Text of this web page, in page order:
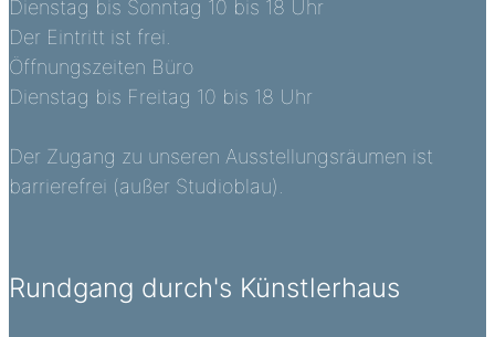
Dienstag bis Sonntag 10 bis 18 Uhr
Der Eintritt ist frei.
Öffnungszeiten Büro
Dienstag bis Freitag 10 bis 18 Uhr
Der Zugang zu unseren Ausstellungsräumen ist
barrierefrei (außer Studioblau).
Rundgang durch's Künstlerhaus